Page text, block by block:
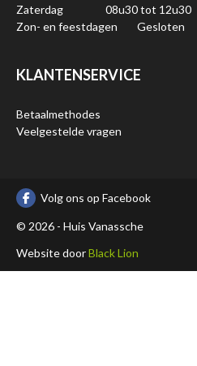
Zaterdag
08u30 tot 12u30
Zon- en feestdagen
Gesloten
KLANTENSERVICE
Betaalmethodes
Veelgestelde vragen
Volg ons op Facebook
© 2026 - Huis Vanassche
Website doorBlack Lion